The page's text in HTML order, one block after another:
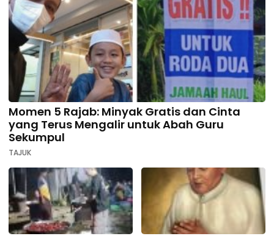
Momen 5 Rajab: Minyak Gratis dan Cinta
yang Terus Mengalir untuk Abah Guru
Sekumpul
TAJUK